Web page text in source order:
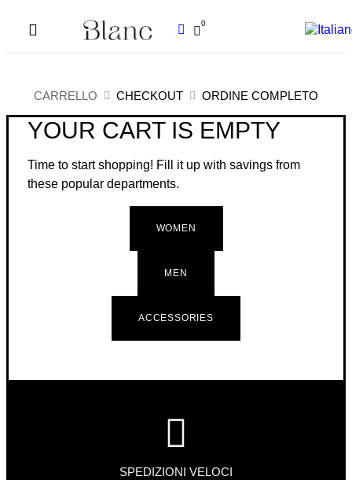
0
CARRELLO CHECKOUT ORDINE COMPLETO
YOUR CART IS EMPTY
Time to start shopping! Fill it up with savings from
these popular departments.
WOMEN
MEN
ACCESSORIES
SPEDIZIONI VELOCI